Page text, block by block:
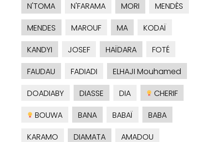
N'TOMA
N'FARAMA MORI
MENDÈS
MENDES
MAROUF MA
KODAÏ
KANDYI
JOSEF HAÏDARA
FOTÉ
FAUDAU
FADIADI
ELHAJI Mouhamed
DOADIABY
DIASSE DIA
CHERIF
BOUWA
BANA BABAÏ
BABA
KARAMO
DIAMATA
AMADOU